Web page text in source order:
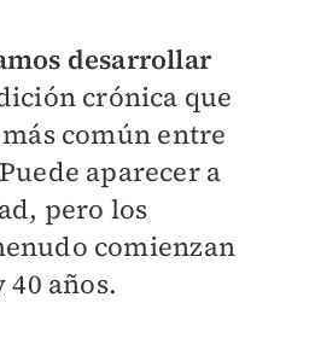
desarrollar
crónica que
común entre
aparecer a
pero los
comienzan
40 años.